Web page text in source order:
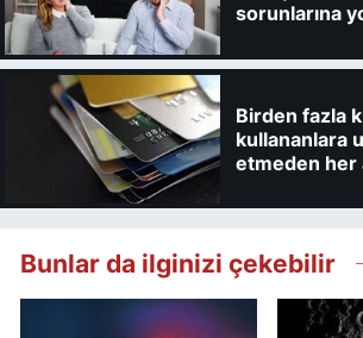
sorunlarına
Birden fazla
kullananlara
etmeden her
Bunlar da ilginizi çekebilir